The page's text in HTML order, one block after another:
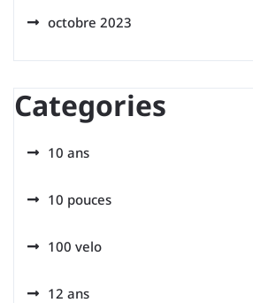
octobre 2023
Categories
10 ans
10 pouces
100 velo
12 ans